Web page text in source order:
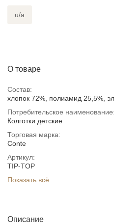
u/a
О товаре
Состав:
хлопок 72%, полиамид 25,5%,
Потребительское наименование:
Колготки детские
Торговая марка:
Conte
Артикул:
TIP-TOP
Показать всё
Описание